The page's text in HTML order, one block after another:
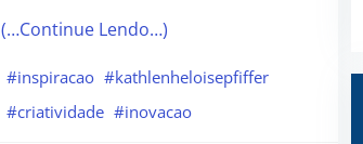
(…Continue Lendo…)
#inspiracao #kathlenheloisepfiffer
#criatividade #inovacao